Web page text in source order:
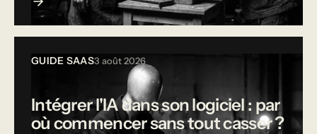
GUIDE SAAS3 août 2026
Intégrer l'IA dans son logiciel : par
où commencer sans tout casser ?